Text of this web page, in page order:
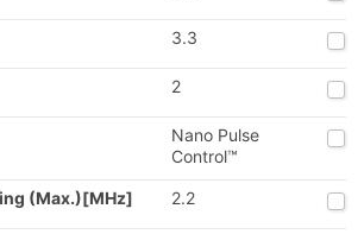
3.3
2
Nano Pulse
Control™
(Max.)[MHz] 2.2